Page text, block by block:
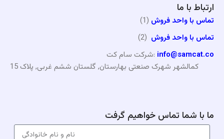
ارتباط با ما
تماس با واحد فروش (1)
تماس با واحد فروش (2)
شرکت سام کت: info@samcat.co
کمالشهر شهرک صنعتی بهارستان, گلستان ششم غربی, پلاک 15
ما با شما تماس خواهیم گرفت